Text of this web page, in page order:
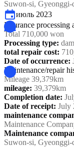
Suwon-si, Gyeonggi-
июль 2023
Insurance processing
Total 710,000 won
Processing type:
total repair cost:
Date of occurrence:
Maintenance/repair
Mileage 39,379km
mileage: 39,379km
Completion date:
Date of receipt: July
maintenance
Maintenance
Maintenance
Suwon-si, Gyeonggi-